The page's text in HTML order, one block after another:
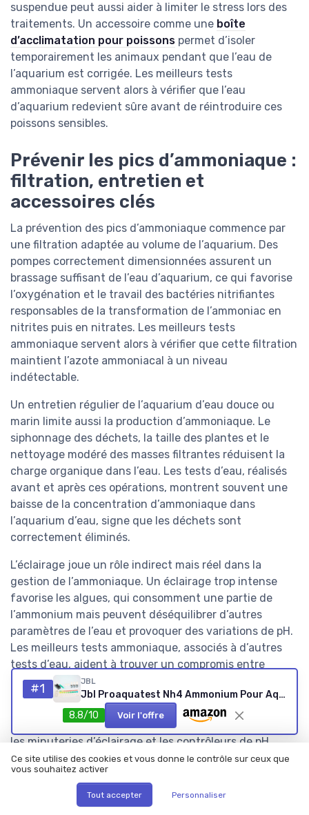
suspendue peut aussi aider à limiter le stress lors des
traitements. Un accessoire comme une boîte
d’acclimatation pour poissons permet d’isoler
temporairement les animaux pendant que l’eau de
l’aquarium est corrigée. Les meilleurs tests
ammoniaque servent alors à vérifier que l’eau
d’aquarium redevient sûre avant de réintroduire ces
poissons sensibles.
Prévenir les pics d’ammoniaque :
filtration, entretien et
accessoires clés
La prévention des pics d’ammoniaque commence par
une filtration adaptée au volume de l’aquarium. Des
pompes correctement dimensionnées assurent un
brassage suffisant de l’eau d’aquarium, ce qui favorise
l’oxygénation et le travail des bactéries nitrifiantes
responsables de la transformation de l’ammoniac en
nitrites puis en nitrates. Les meilleurs tests
ammoniaque servent alors à vérifier que cette filtration
maintient l’azote ammoniacal à un niveau
indétectable.
Un entretien régulier de l’aquarium d’eau douce ou
marin limite aussi la production d’ammoniaque. Le
siphonnage des déchets, la taille des plantes et le
nettoyage modéré des masses filtrantes réduisent la
charge organique dans l’eau. Les tests d’eau, réalisés
avant et après ces opérations, montrent souvent une
baisse de la concentration d’ammoniaque dans
l’aquarium d’eau, signe que les déchets sont
correctement éliminés.
L’éclairage joue un rôle indirect mais réel dans la
gestion de l’ammoniaque. Un éclairage trop intense
favorise les algues, qui consomment une partie de
l’ammonium mais peuvent déséquilibrer d’autres
paramètres de l’eau et provoquer des variations de pH.
Les meilleurs tests ammoniaque, associés à d’autres
tests d’eau, aident à trouver un compromis entre
croissance des plantes, contrôle des algues et stabilité
de l’eau douce.
Les accessoires de contrôle, comme les thermomètres,
les minuteries d’éclairage et les contrôleurs de pH,
complètent l’action des pompes et des filtres. Une
température stable dans l’aquarium d’eau douce ou
marin limite les variations de la forme
ammoniac/ammonium de l’azote, car l’équilibre
#1 JBL
Jbl Proaquatest Nh4 Ammonium Pour Aquariophilie 9 Unité (Lot de 1) ProAqua (2019) Test
8.8/10
Voir l'offre
Ce site utilise des cookies et vous donne le contrôle sur ceux que
vous souhaitez activer
Tout accepter Personnaliser